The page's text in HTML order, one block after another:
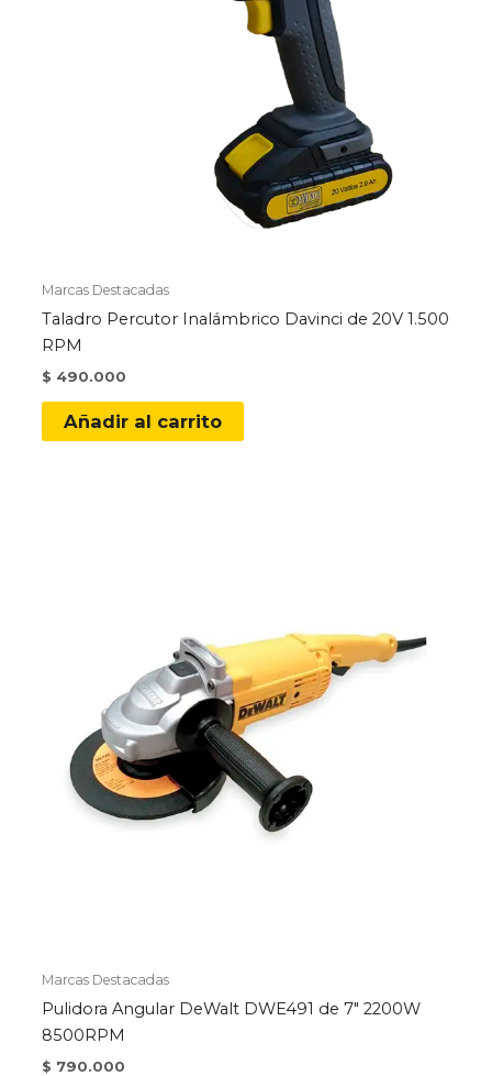
Marcas Destacadas
Taladro Percutor Inalámbrico Davinci de 20V 1.500
RPM
$ 490.000
Añadir al carrito
Marcas Destacadas
Pulidora Angular DeWalt DWE491 de 7″ 2200W
8500RPM
$ 790.000